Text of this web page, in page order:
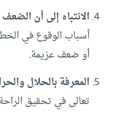
الانتباه إلى أن
أسباب الوقوع في
أو ضعف عزيمة.
المعرفة بالحلال
تعالى في تحقيق